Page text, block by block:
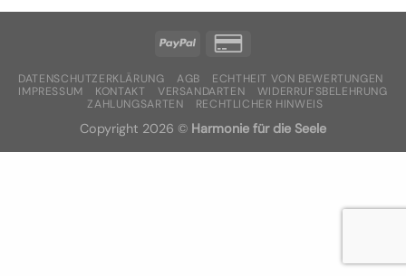
DATENSCHUTZERKLÄRUNG AGB
ECHTHEIT VON BEWERTUNGEN
IMPRESSUM
KONTAKT VERSANDARTEN
WIDERRUFSBELEHRUNG
ZAHLUNGSARTEN
RECHTLICHER HINWEIS
Copyright 2026 © Harmonie für die Seele